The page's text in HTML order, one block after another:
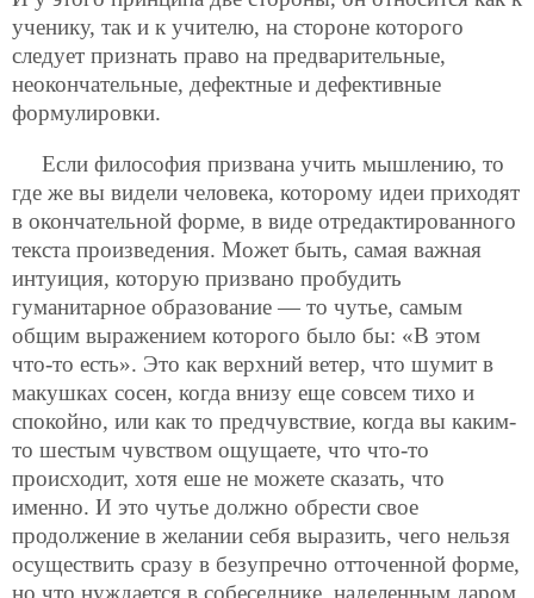
ученику, так и к учителю, на стороне которого
следует признать право на предварительные,
неокончательные, дефектные и дефективные
формулировки.
Если философия призвана учить мышлению, то
где же вы видели человека, которому идеи приходят
в окончательной форме, в виде отредактированного
текста произведения. Может быть, самая важная
интуиция, которую призвано пробудить
гуманитарное образование — то чутье, самым
общим выражением которого было бы: «В этом
что-то есть». Это как верхний ветер, что шумит в
макушках сосен, когда внизу еще совсем тихо и
спокойно, или как то предчувствие, когда вы каким-
то шестым чувством ощущаете, что что-то
происходит, хотя еше не можете сказать, что
именно. И это чутье должно обрести свое
продолжение в желании себя выразить, чего нельзя
осуществить сразу в безупречно отточенной форме,